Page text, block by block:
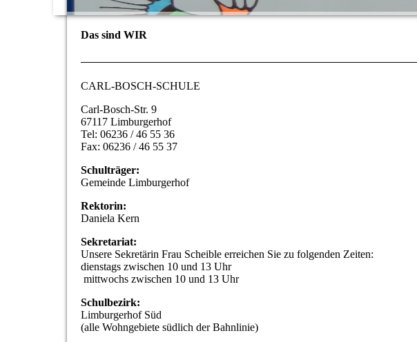
Das sind WIR
CARL-BOSCH-SCHULE
Carl-Bosch-Str. 9
67117 Limburgerhof
Tel: 06236 / 46 55 36
Fax: 06236 / 46 55 37
Schulträger:
Gemeinde Limburgerhof
Rektorin:
Daniela Kern
Sekretariat:
Unsere Sekretärin Frau Scheible erreichen Sie zu folgenden Zeiten:
dienstags zwischen 10 und 13 Uhr
mittwochs zwischen 10 und 13 Uhr
Schulbezirk:
Limburgerhof Süd
(alle Wohngebiete südlich der Bahnlinie)